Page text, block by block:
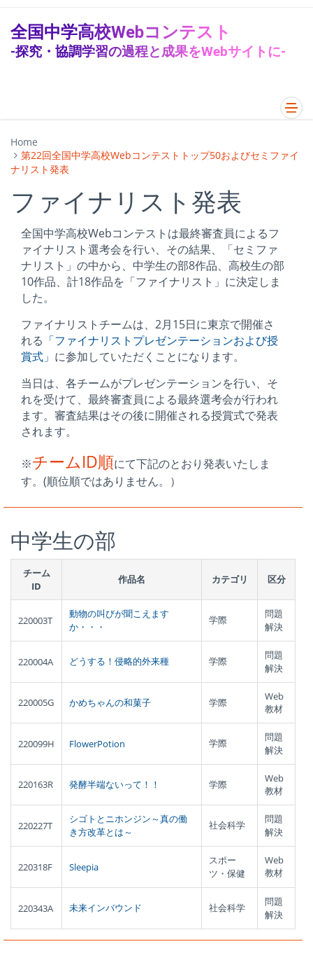
全国中学高校Webコンテスト
-探究・協調学習の過程と成果をWebサイトに-
Home
第22回全国中学高校Webコンテストトップ50およびセミファイ
ナリスト発表
ファイナリスト発表
全国中学高校Webコンテストは最終審査員によるフ
ァイナリスト選考会を行い、その結果、「セミファ
ナリスト」の中から、中学生の部8作品、高校生の部
10作品、計18作品を「ファイナリスト」に決定しま
した。
ファイナリストチームは、2月15日に東京で開催さ
れる 「ファイナリストプレゼンテーションおよび授
賞式」 に参加していただくことになります。
当日は、各チームがプレゼンテーションを行い、そ
れを受けて、最終審査員による最終選考会が行われ
ます。審査結果はその後に開催される授賞式で発表
されます。
※チームID順にて下記のとおり発表いたしま
す。(順位順ではありません。）
中学生の部
チーム
ID
作品名 カテゴリ 区分
220003T
動物の叫びが聞こえます
か・・・
学際
問題
解決
220004A どうする！侵略的外来種 学際
問題
解決
220005G かめちゃんの和菓子 学際
Web
教材
220099H FlowerPotion 学際
問題
解決
220163R 発酵半端ないって！！ 学際
Web
教材
220227T
シゴトとニホンジン～真の働
き方改革とは～
社会科学
問題
解決
220318F Sleepia
スポー
ツ・保健
Web
教材
220343A 未来インバウンド 社会科学
問題
解決